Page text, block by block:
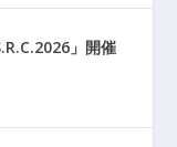
」開催